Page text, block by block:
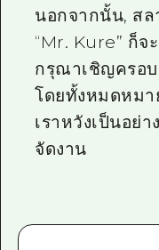
นอกจากนั้น, สล
“Mr. Kure” ก็จ
กรุณาเชิญครอ
โดยทั้งหมดหม
เราหวังเป็นอย่
จัดงาน